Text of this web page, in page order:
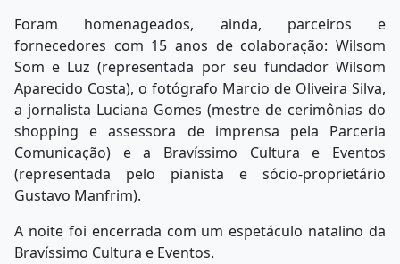
Foram homenageados, ainda, parceiros e
fornecedores com 15 anos de colaboração: Wilsom
Som e Luz (representada por seu fundador Wilsom
Aparecido Costa), o fotógrafo Marcio de Oliveira Silva,
a jornalista Luciana Gomes (mestre de cerimônias do
shopping e assessora de imprensa pela Parceria
Comunicação) e a Bravíssimo Cultura e Eventos
(representada pelo pianista e sócio-proprietário
Gustavo Manfrim).
A noite foi encerrada com um espetáculo natalino da
Bravíssimo Cultura e Eventos.